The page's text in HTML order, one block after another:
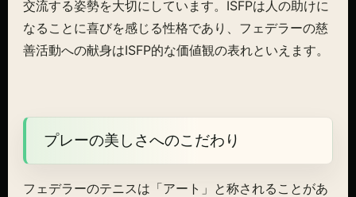
交流する姿勢を大切にしています。ISFPは人の助けに
なることに喜びを感じる性格であり、フェデラーの慈
善活動への献身はISFP的な価値観の表れといえます。
プレーの美しさへのこだわり
フェデラーのテニスは「アート」と称されることがあ